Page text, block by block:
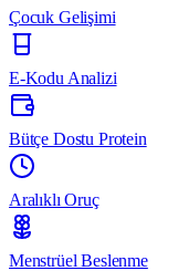
Çocuk Gelişimi
E-Kodu Analizi
Bütçe Dostu Protein
Aralıklı Oruç
Menstrüel Beslenme